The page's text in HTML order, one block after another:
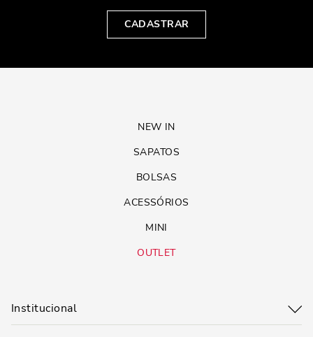
CADASTRAR
NEW IN
SAPATOS
BOLSAS
ACESSÓRIOS
MINI
OUTLET
Institucional